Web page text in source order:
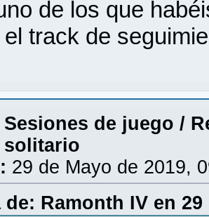
de los que
track de
Sesiones de juego /
solitario
29 de Mayo de 2019,
de: Ramonth IV en 29